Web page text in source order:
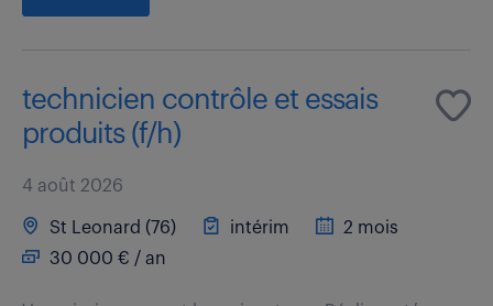
technicien contrôle et essais
produits (f/h)
4 août 2026
St Leonard (76) intérim
2 mois
30 000 € / an